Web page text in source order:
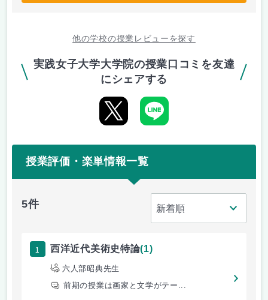
他の学校の授業レビューを探す
実践女子大学大学院の授業口コミを友達
にシェアする
授業評価・楽単情報一覧
5件
1 西洋近代美術史特論(1)
六人部昭典先生
前期の授業は画家と文学がテー...